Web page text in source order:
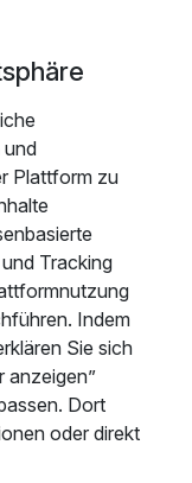
p.P. ab
und in Bad
Lebensart
Rad die
das Feiern
Mittelrheintal das
statt. Vom
farbenprächtigen
die Kulinarische
Breisig immer
für die
und
Plattform zu
Tracking
Indem
Sie sich
anzeigen”
Dort
oder direkt